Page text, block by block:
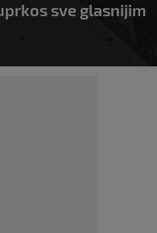
sve glasnijim